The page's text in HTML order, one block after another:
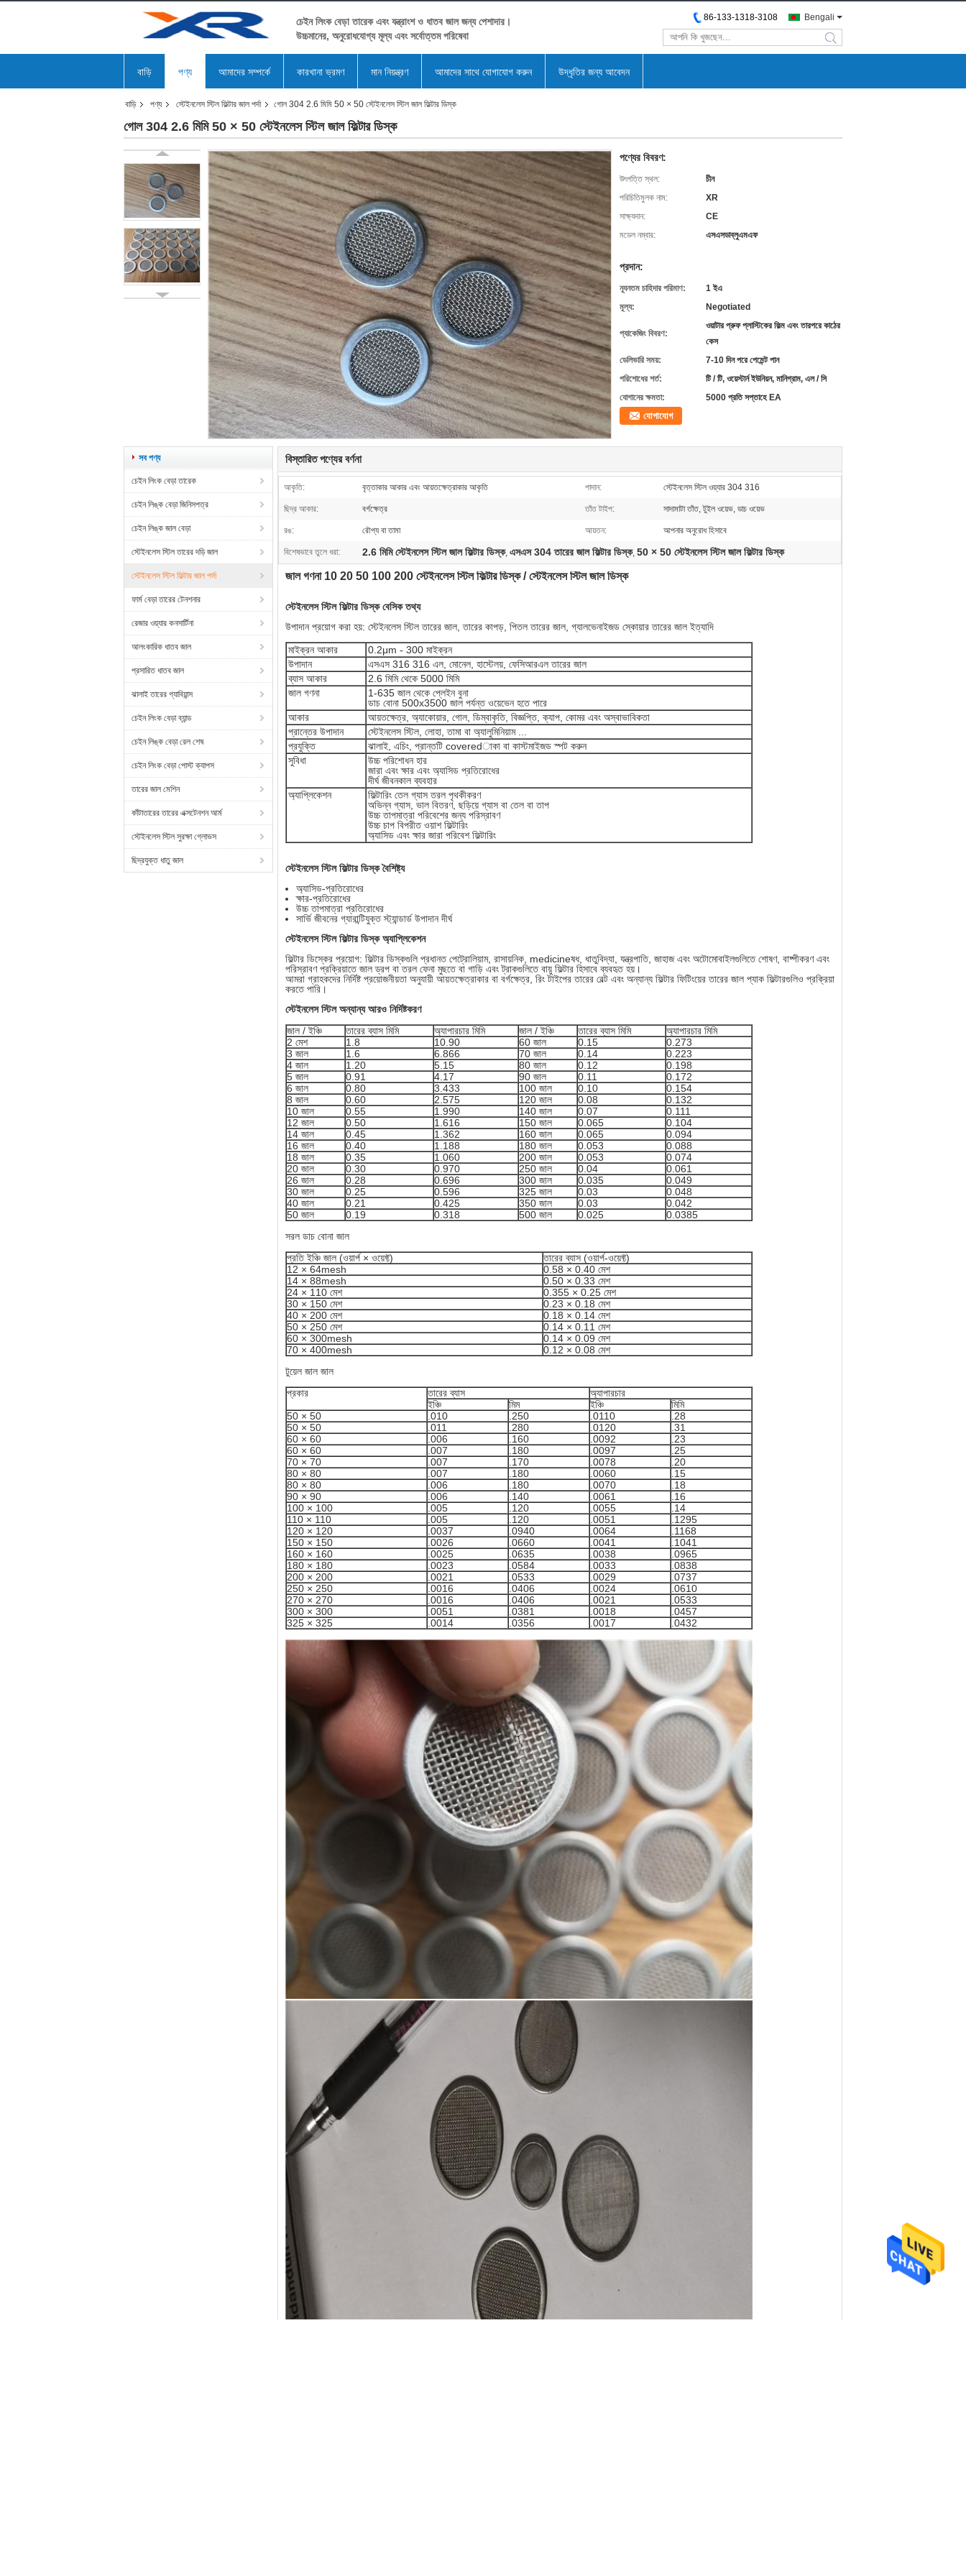
চেইন লিংক বেড়া তারেক এবং যন্ত্রাংশ ও ধাতব জাল জন্য পেশাদার।
উচ্চমানের, অনুরোধযোগ্য মূল্য এবং সর্বোত্তম পরিষেবা
Bengali
86-133-1318-3108
search
বাড়ি পণ্য আমাদের সম্পর্কে কারখানা ভ্রমণ মান নিয়ন্ত্রণ আমাদের সাথে যোগাযোগ করুন উদ্ধৃতির জন্য আবেদন
বাড়ি পণ্য স্টেইনলেস স্টিল ফিল্টার জাল পর্দা গোল 304 2.6 মিমি 50 × 50 স্টেইনলেস স্টিল জাল ফিল্টার ডিস্ক
গোল 304 2.6 মিমি 50 × 50 স্টেইনলেস স্টিল জাল ফিল্টার ডিস্ক
পণ্যের বিবরণ:
উৎপত্তি স্থল:
চীন
পরিচিতিমুলক নাম:
XR
সাক্ষ্যদান:
CE
মডেল নম্বার:
এসএসডাব্লুএমএফ
প্রদান:
ন্যূনতম চাহিদার পরিমাণ:
1 ইএ
মূল্য:
Negotiated
প্যাকেজিং বিবরণ:
ওয়াটার প্রুফ প্লাস্টিকের ফিল্ম এবং তারপরে কাঠের
কেস
ডেলিভারি সময়:
7-10 দিন পরে পেমেন্ট পান
পরিশোধের শর্ত:
টি / টি, ওয়েস্টার্ন ইউনিয়ন, মানিগ্রাম, এল / সি
যোগানের ক্ষমতা:
5000 প্রতি সপ্তাহে EA
যোগাযোগ
সব পণ্য
চেইন লিংক বেড়া তারেক
চেইন লিঙ্ক বেড়া জিনিসপত্র
চেইন লিঙ্ক জাল বেড়া
স্টেইনলেস স্টিল তারের দড়ি জাল
স্টেইনলেস স্টিল ফিল্টার জাল পর্দা
ফার্ম বেড়া তারের টেনশনার
রেজার ওয়্যার কনসার্টিনা
আলংকারিক ধাতব জাল
প্রসারিত ধাতব জাল
ঝালাই তারের গ্যাবিয়ান্স
চেইন লিংক বেড়া ব্যান্ড
চেইন লিঙ্ক বেড়া রেল শেষ
চেইন লিংক বেড়া পোস্ট ক্যাপস
তারের জাল মেশিন
কাঁটাতারের তারের এক্সটেনশন আর্ম
স্টেইনলেস স্টিল সুরক্ষা গ্লোভস
ছিদ্রযুক্ত ধাতু জাল
বিস্তারিত পণ্যের বর্ণনা
আকৃতি: বৃত্তাকার আকার এবং আয়তক্ষেত্রাকার আকৃতি পাদান: স্টেইনলেস স্টিল ওয়্যার 304 316
ছিদ্র আকার: বর্গক্ষেত্র তাঁত টাইপ: সাদামাটা তাঁত, টুইল ওয়েভ, ডাচ ওয়েভ
রঙ: রৌপ্য বা তামা আয়তন: আপনার অনুরোধ হিসাবে
বিশেষভাবে তুলে ধরা: 2.6 মিমি স্টেইনলেস স্টিল জাল ফিল্টার ডিস্ক, এসএস 304 তারের জাল ফিল্টার ডিস্ক, 50 × 50 স্টেইনলেস স্টিল জাল ফিল্টার ডিস্ক
জাল গণনা 10 20 50 100 200 স্টেইনলেস স্টিল ফিল্টার ডিস্ক / স্টেইনলেস স্টিল জাল ডিস্ক
স্টেইনলেস স্টিল ফিল্টার ডিস্ক বেসিক তথ্য
উপাদান প্রয়োগ করা হয়: স্টেইনলেস স্টিল তারের জাল, তারের কাপড়, পিতল তারের জাল, গ্যালভেনাইজড স্কোয়ার তারের জাল ইত্যাদি
মাইক্রন আকার
0.2μm - 300 মাইক্রন
উপাদান
এসএস 316 316 এল, মোনেল, হাস্টেলয়, ফেসিআরএল তারের জাল
ব্যাস আকার
2.6 মিমি থেকে 5000 মিমি
জাল গণনা
1-635 জাল থেকে প্লেইন বুনা
ডাচ বোনা 500x3500 জাল পর্যন্ত ওয়েভেন হতে পারে
আকার
আয়তক্ষেত্র, অ্যাকোয়ার, গোল, ডিম্বাকৃতি, বিজ্ঞপ্তি, ক্যাপ, কোমর এবং অস্বাভাবিকতা
প্রান্তের উপাদান
স্টেইনলেস স্টিল, লোহা, তামা বা অ্যালুমিনিয়াম ...
প্রযুক্তি
ঝালাই, এচিং, প্রান্তটি coveredাকা বা কাস্টমাইজড স্পট করুন
সুবিধা
উচ্চ পরিশোধন হার
জারা এবং ক্ষার এবং অ্যাসিড প্রতিরোধের
দীর্ঘ জীবনকাল ব্যবহার
অ্যাপ্লিকেশন
ফিল্টারিং তেল গ্যাস তরল পৃথকীকরণ
অভিন্ন গ্যাস, ভাল বিতরণ, ছড়িয়ে গ্যাস বা তেল বা তাপ
উচ্চ তাপমাত্রা পরিবেশের জন্য পরিস্রাবণ
উচ্চ চাপ বিপরীত ওয়াশ ফিল্টারিং
অ্যাসিড এবং ক্ষার জারা পরিবেশ ফিল্টারিং
স্টেইনলেস স্টিল ফিল্টার ডিস্ক বৈশিষ্ট্য
অ্যাসিড-প্রতিরোধের
ক্ষার-প্রতিরোধের
উচ্চ তাপমাত্রা প্রতিরোধের
সার্ভি জীবনের গ্যারান্টিযুক্ত স্ট্যান্ডার্ড উপাদান দীর্ঘ
স্টেইনলেস স্টিল ফিল্টার ডিস্ক অ্যাপ্লিকেশন
ফিল্টার ডিস্কের প্রয়োগ: ফিল্টার ডিস্কগুলি প্রধানত পেট্রোলিয়াম, রাসায়নিক, medicineষধ, ধাতুবিদ্যা, যন্ত্রপাতি, জাহাজ এবং অটোমোবাইলগুলিতে শোষণ, বাষ্পীকরণ এবং
পরিস্রাবণ প্রক্রিয়াতে জাল ড্রপ বা তরল ফেনা মুছতে বা গাড়ি এবং ট্রাকগুলিতে বায়ু ফিল্টার হিসাবে ব্যবহৃত হয়।
আমরা গ্রাহকদের নির্দিষ্ট প্রয়োজনীয়তা অনুযায়ী আয়তক্ষেত্রাকার বা বর্গক্ষেত্র, রিং টাইপের তারের বেল্ট এবং অন্যান্য ফিল্টার ফিটিংয়ের তারের জাল প্যাক ফিল্টারগুলিও প্রক্রিয়া
করতে পারি।
স্টেইনলেস স্টিল অন্যান্য আরও নির্দিষ্টকরণ
জাল / ইঞ্চি
তারের ব্যাস মিমি অ্যাপারচার মিমি জাল / ইঞ্চি তারের ব্যাস মিমি
অ্যাপারচার মিমি
2 মেশ
1.8 10.90 60 জাল 0.15
0.273
3 জাল
1.6 6.866 70 জাল 0.14
0.223
4 জাল
1.20 5.15 80 জাল 0.12
0.198
5 জাল
0.91 4.17 90 জাল 0.11
0.172
6 জাল
0.80 3.433 100 জাল 0.10
0.154
8 জাল
0.60 2.575 120 জাল 0.08
0.132
10 জাল
0.55 1.990 140 জাল 0.07
0.111
12 জাল
0.50 1.616 150 জাল 0.065
0.104
14 জাল
0.45 1.362 160 জাল 0.065
0.094
16 জাল
0.40 1.188 180 জাল 0.053
0.088
18 জাল
0.35 1.060 200 জাল 0.053
0.074
20 জাল
0.30 0.970 250 জাল 0.04
0.061
26 জাল
0.28 0.696 300 জাল 0.035
0.049
30 জাল
0.25 0.596 325 জাল 0.03
0.048
40 জাল
0.21 0.425 350 জাল 0.03
0.042
50 জাল
0.19 0.318 500 জাল 0.025
0.0385
সরল ডাচ বোনা জাল
প্রতি ইঞ্চি জাল (ওয়ার্প × ওয়েফ্ট)
তারের ব্যাস (ওয়ার্প-ওয়েফ্ট)
12 × 64mesh
0.58 × 0.40 মেশ
14 × 88mesh
0.50 × 0.33 মেশ
24 × 110 মেশ
0.355 × 0.25 মেশ
30 × 150 মেশ
0.23 × 0.18 মেশ
40 × 200 মেশ
0.18 × 0.14 মেশ
50 × 250 মেশ
0.14 × 0.11 মেশ
60 × 300mesh
0.14 × 0.09 মেশ
70 × 400mesh
0.12 × 0.08 মেশ
টুয়েল জাল জাল
প্রকার
তারের ব্যাস
অ্যাপারচার
ইঞ্চি
মিম ইঞ্চি
মিমি
50 × 50
.010 .250 .0110
.28
50 × 50
.011 .280 .0120
.31
60 × 60
.006 .160 .0092
.23
60 × 60
.007 .180 .0097
.25
70 × 70
.007 .170 .0078
.20
80 × 80
.007 .180 .0060
.15
80 × 80
.006 .180 .0070
.18
90 × 90
.006 .140 .0061
.16
100 × 100
.005 .120 .0055
.14
110 × 110
.005 .120 .0051
.1295
120 × 120
.0037 .0940 .0064
.1168
150 × 150
.0026 .0660 .0041
.1041
160 × 160
.0025 .0635 .0038
.0965
180 × 180
.0023 .0584 .0033
.0838
200 × 200
.0021 .0533 .0029
.0737
250 × 250
.0016 .0406 .0024
.0610
270 × 270
.0016 .0406 .0021
.0533
300 × 300
.0051 .0381 .0018
.0457
325 × 325
.0014 .0356 .0017 .0432